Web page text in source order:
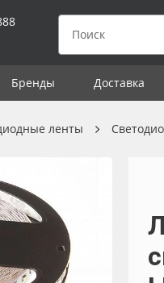
Бренды Доставка
ленты